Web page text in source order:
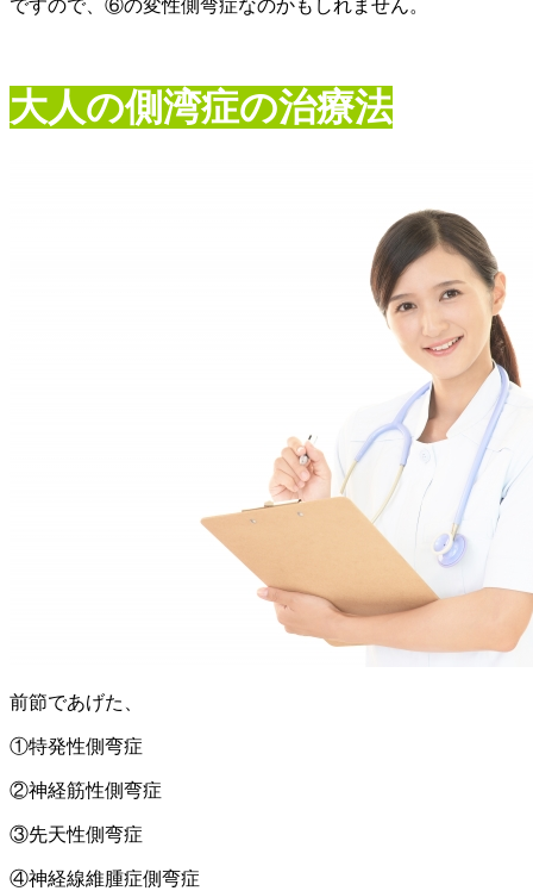
ですので、⑥の変性側弯症なのかもしれません。
大人の側湾症の治療法
前節であげた、
①特発性側弯症
②神経筋性側弯症
③先天性側弯症
④神経線維腫症側弯症